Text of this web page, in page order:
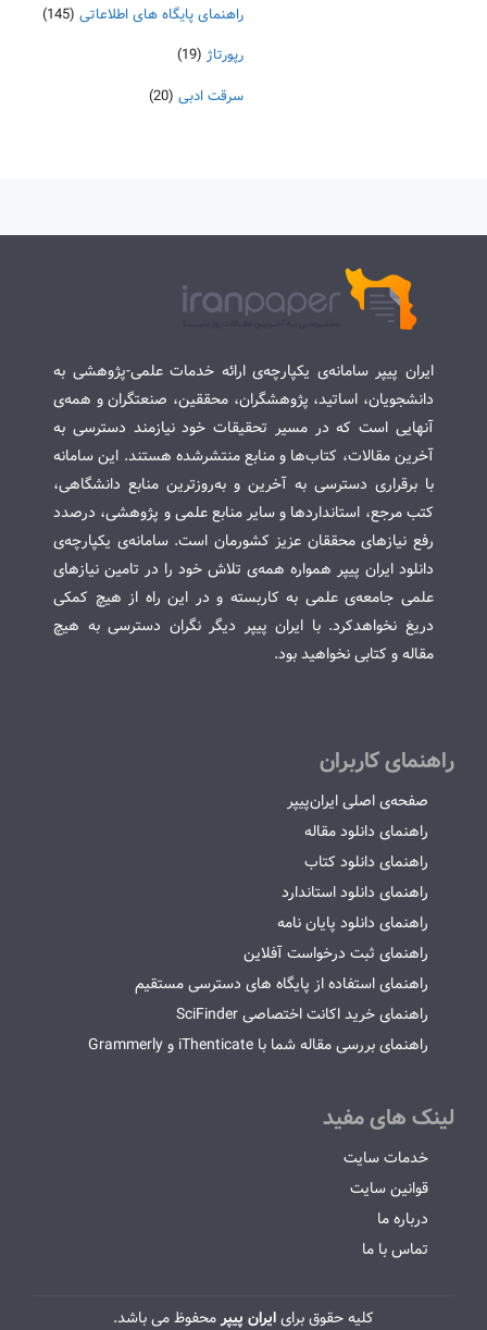
راهنمای پایگاه های اطلاعاتی (145)
رپورتاژ (19)
سرقت ادبی (20)
ایران پیپر سامانه‌ی یکپارچه‌ی ارائه خدمات علمی-پژوهشی به
دانشجویان، اساتید، پژوهشگران، محققین، صنعتگران و همه‌ی
آنهایی است که در مسیر تحقیقات خود نیازمند دسترسی به
آخرین مقالات، کتاب‌ها و منابع منتشرشده هستند. این سامانه
با برقراری دسترسی به آخرین و به‌روزترین منابع دانشگاهی،
کتب مرجع، استانداردها و سایر منابع علمی و پژوهشی، درصدد
رفع نیازهای محققان عزیز کشورمان است. سامانه‌ی یکپارچه‌ی
دانلود ایران پیپر همواره همه‌ی تلاش خود را در تامین نیازهای
علمی جامعه‌ی علمی به کاربسته و در این راه از هیچ کمکی
دریغ نخواهدکرد. با ایران پیپر دیگر نگران دسترسی به هیچ
مقاله و کتابی نخواهید بود.
راهنمای کاربران
صفحه‌ی اصلی ایران‌پیپر
راهنمای دانلود مقاله
راهنمای دانلود کتاب
راهنمای دانلود استاندارد
راهنمای دانلود پایان نامه
راهنمای ثبت درخواست آفلاین
راهنمای استفاده از پایگاه های دسترسی مستقیم
راهنمای خرید اکانت اختصاصی SciFinder
راهنمای بررسی مقاله شما با iThenticate و Grammerly
لینک های مفید
خدمات سایت
قوانین سایت
درباره ما
تماس با ما
کلیه حقوق برایایران پیپرمحفوظ می باشد.